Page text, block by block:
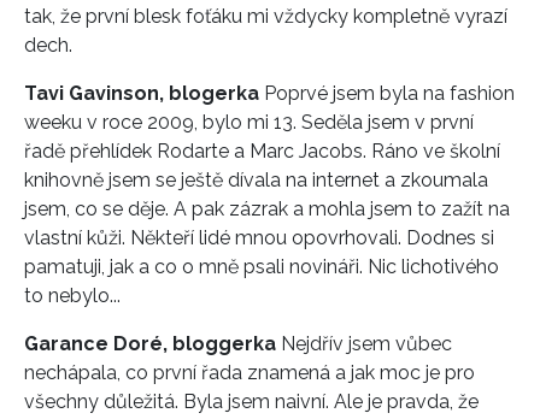
tak, že první blesk foťáku mi vždycky kompletně vyrazí
dech.
Tavi Gavinson, blogerka Poprvé jsem byla na fashion
weeku v roce 2009, bylo mi 13. Seděla jsem v první
řadě přehlídek Rodarte a Marc Jacobs. Ráno ve školní
knihovně jsem se ještě dívala na internet a zkoumala
jsem, co se děje. A pak zázrak a mohla jsem to zažít na
vlastní kůži. Někteří lidé mnou opovrhovali. Dodnes si
pamatuji, jak a co o mně psali novináři. Nic lichotivého
to nebylo...
Garance Doré, bloggerka Nejdřív jsem vůbec
nechápala, co první řada znamená a jak moc je pro
všechny důležitá. Byla jsem naivní. Ale je pravda, že